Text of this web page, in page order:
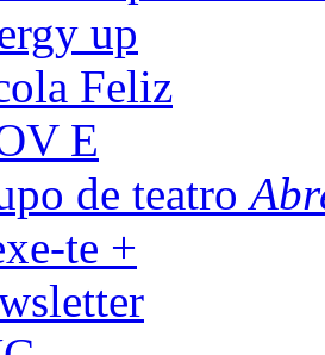
up
Feliz
E
de teatro
te +